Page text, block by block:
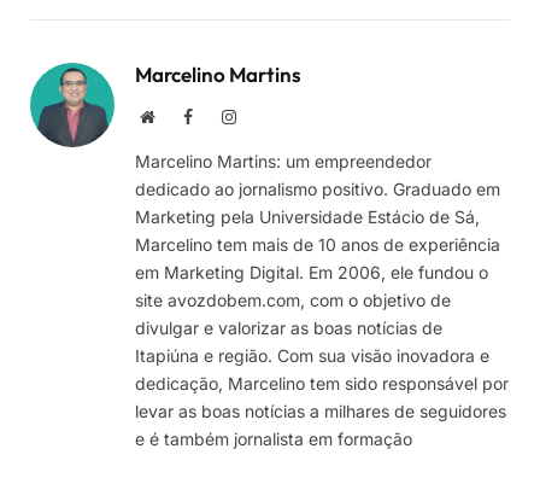
Marcelino Martins
Site FacebookInstagram
Marcelino Martins: um empreendedor
dedicado ao jornalismo positivo. Graduado em
Marketing pela Universidade Estácio de Sá,
Marcelino tem mais de 10 anos de experiência
em Marketing Digital. Em 2006, ele fundou o
site avozdobem.com, com o objetivo de
divulgar e valorizar as boas notícias de
Itapiúna e região. Com sua visão inovadora e
dedicação, Marcelino tem sido responsável por
levar as boas notícias a milhares de seguidores
e é também jornalista em formação